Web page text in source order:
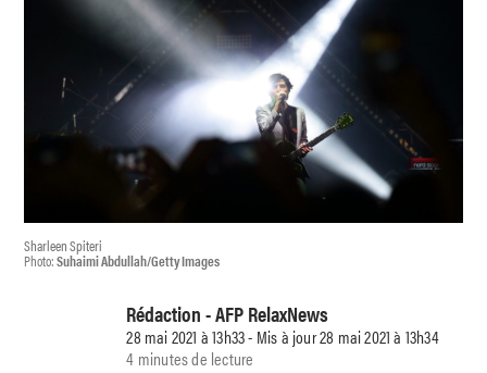
Sharleen Spiteri
Photo:Suhaimi Abdullah/Getty Images
Rédaction - AFP RelaxNews
28 mai 2021 à 13h33 - Mis à jour 28 mai 2021 à 13h34
4 minutes de lecture